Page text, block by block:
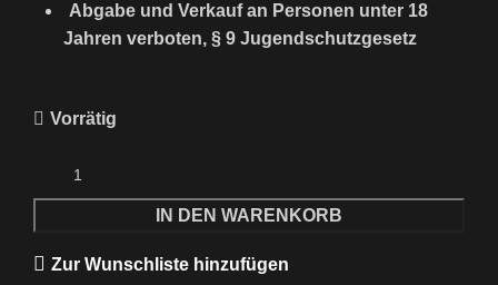
Abgabe und Verkauf an Personen unter 18
Jahren verboten, § 9 Jugendschutzgesetz
Vorrätig
IN DEN WARENKORB
Zur Wunschliste hinzufügen